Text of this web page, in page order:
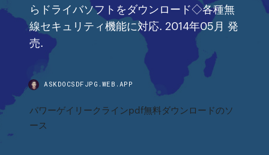
らドライバソフトをダウンロード◇各種無
線セキュリティ機能に対応. 2014年05月 発
売.
ASKDOCSDFJPG.WEB.APP
パワーゲイリークラインpdf無料ダウンロードのソ
ース